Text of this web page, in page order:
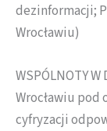
dezinformacji;
Wrocławiu)
WSPÓLNOTY
Wrocławiu
cyfryzacji